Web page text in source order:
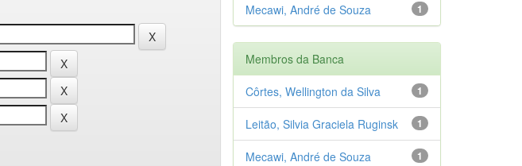
1
Mecawi, André de Souza
Membros da Banca
1
Côrtes, Wellington da Silva
1
Leitão, Silvia Graciela Ruginsk
1
Mecawi, André de Souza